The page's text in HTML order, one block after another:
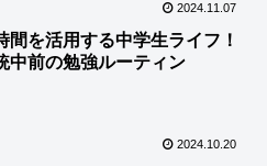
2024.11.07
間を活用する中学生ライフ！
中前の勉強ルーティン
2024.10.20